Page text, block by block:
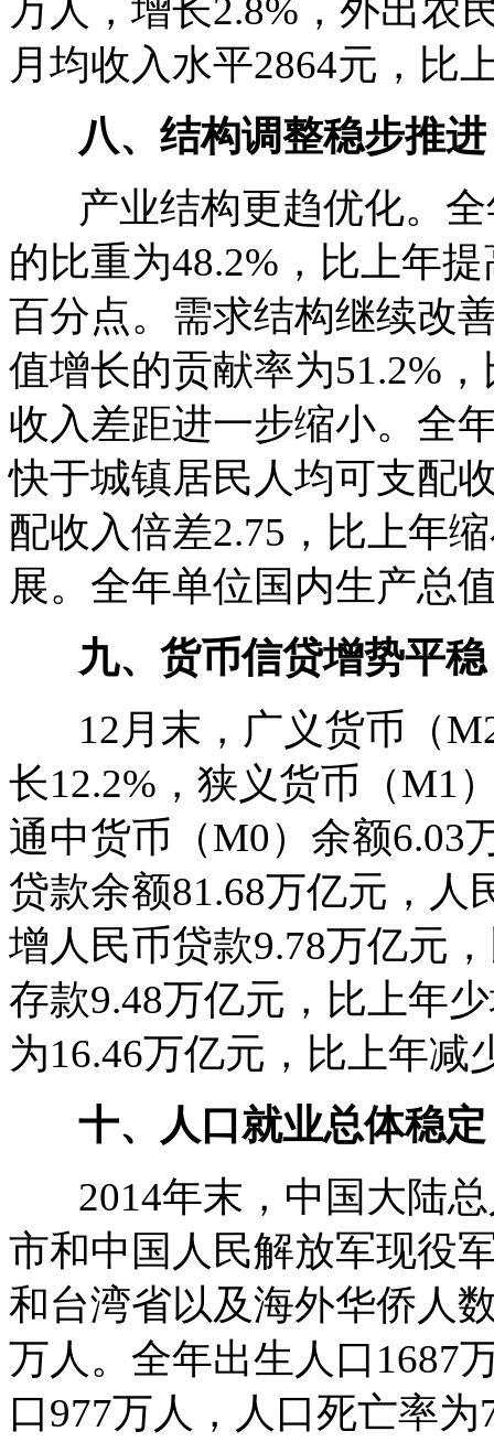
万人，增长2.8%，外出农
月均收入水平2864元，比
八、结构调整稳步推进
产业结构更趋优化。全
的比重为48.2%，比上年
百分点。需求结构继续改
值增长的贡献率为51.2%
收入差距进一步缩小。全
快于城镇居民人均可支配
配收入倍差2.75，比上年
展。全年单位国内生产总
九、货币信贷增势平稳
12月末，广义货币（M2
长12.2%，狭义货币（M1
通中货币（M0）余额6.03
贷款余额81.68万亿元，人
增人民币贷款9.78万亿元
存款9.48万亿元，比上年
为16.46万亿元，比上年减
十、人口就业总体稳定
2014年末，中国大陆总
市和中国人民解放军现役
和台湾省以及海外华侨人
万人。全年出生人口1687
口977万人，人口死亡率